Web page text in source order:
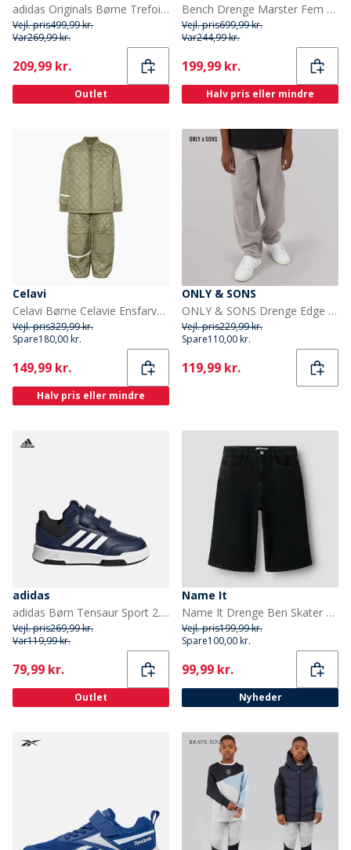
adidas Originals Børne Trefoil Firebird Tracksuit Better Scarlet/Sort
Vejl. pris499,99 kr.
Var269,99 kr.
Current
209,99 kr.
Outlet
Bench Drenge Marster Fem Pakke T-Shirts Gråmeleret / Is / Blågrøn / Hvid / Skiferblå
Vejl. pris699,99 kr.
Var244,99 kr.
Current
199,99 kr.
Halv pris eller mindre
Celavi
Celavi Børne Celavie Ensfarvet Basis Termosæt Khaki
Vejl. pris329,99 kr.
Spare180,00 kr.
Current
149,99 kr.
Halv pris eller mindre
ONLY & SONS
ONLY & SONS Drenge Edge Lige Pasform Jeans Light Grey Denim
Vejl. pris229,99 kr.
Spare110,00 kr.
Current
119,99 kr.
adidas
adidas Børn Tensaur Sport 2.0 Træningssko Dark Blue/Footwear White/Core Black
Vejl. pris269,99 kr.
Var119,99 kr.
Current
79,99 kr.
Outlet
Name It
Name It Drenge Ben Skater Denim Jorts Black Denim
Vejl. pris199,99 kr.
Spare100,00 kr.
Current
99,99 kr.
Nyheder